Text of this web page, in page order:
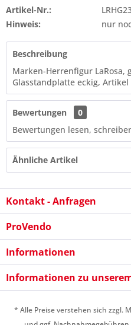
10 - 10 = ?
Artikel-Nr.:
Hinweis:
nur
Beschreibung
Marken-Herrenfigur
Glasstandplatte eckig, Artikel
Bewertungen
0
Bewertungen lesen,
Ähnliche Artikel
Kontakt - Anfragen
ProVendo
Informationen
Informationen zu
* Alle Preise verstehen sich zzgl.